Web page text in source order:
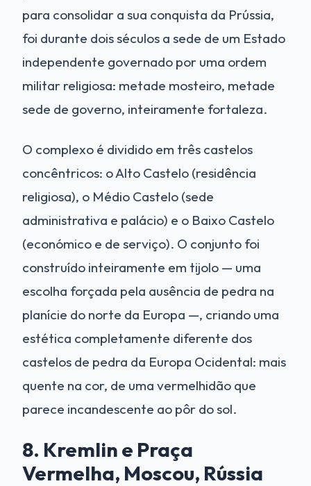
para consolidar a sua conquista da Prússia,
foi durante dois séculos a sede de um Estado
independente governado por uma ordem
militar religiosa: metade mosteiro, metade
sede de governo, inteiramente fortaleza.
O complexo é dividido em três castelos
concêntricos: o Alto Castelo (residência
religiosa), o Médio Castelo (sede
administrativa e palácio) e o Baixo Castelo
(económico e de serviço). O conjunto foi
construído inteiramente em tijolo — uma
escolha forçada pela ausência de pedra na
planície do norte da Europa —, criando uma
estética completamente diferente dos
castelos de pedra da Europa Ocidental: mais
quente na cor, de uma vermelhidão que
parece incandescente ao pôr do sol.
8. Kremlin e Praça
Vermelha, Moscou, Rússia